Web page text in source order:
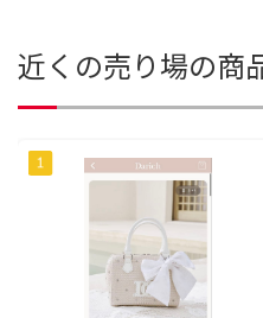
近くの売り場の商